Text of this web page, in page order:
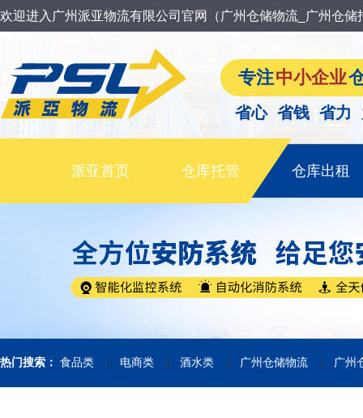
欢迎进入广州派亚物流有限公司官网（广州仓储物流_广州仓
专注中小企业
省心 省钱 省力
派亚首页 仓库托管 仓库出租
热门搜索： 食品类 | 电商类 | 酒水类 | 广州仓储物流 | 广州